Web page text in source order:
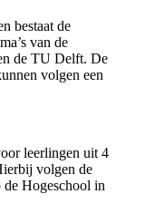
bestaat de
van de
de TU Delft. De
volgen een
leerlingen uit 4
volgen de
de Hogeschool in